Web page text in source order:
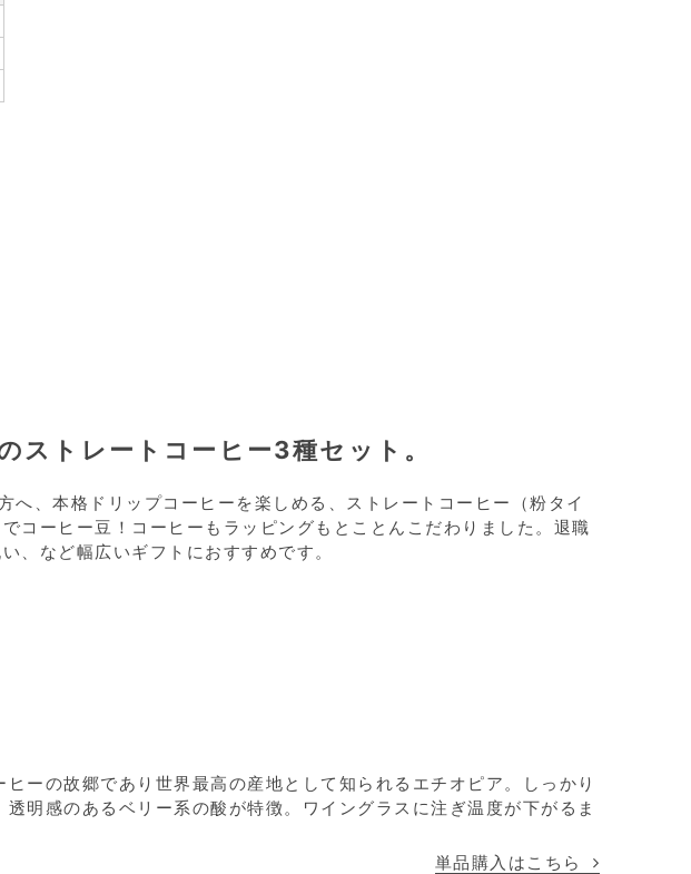
ストレートコーヒー3種セット。
、本格ドリップコーヒーを楽しめる、ストレートコーヒー（粉タイ
コーヒー豆！コーヒーもラッピングもとことんこだわりました。退職
、など幅広いギフトにおすすめです。
ーの故郷であり世界最高の産地として知られるエチオピア。しっかり
明感のあるベリー系の酸が特徴。ワイングラスに注ぎ温度が下がるま
単品購入はこちら